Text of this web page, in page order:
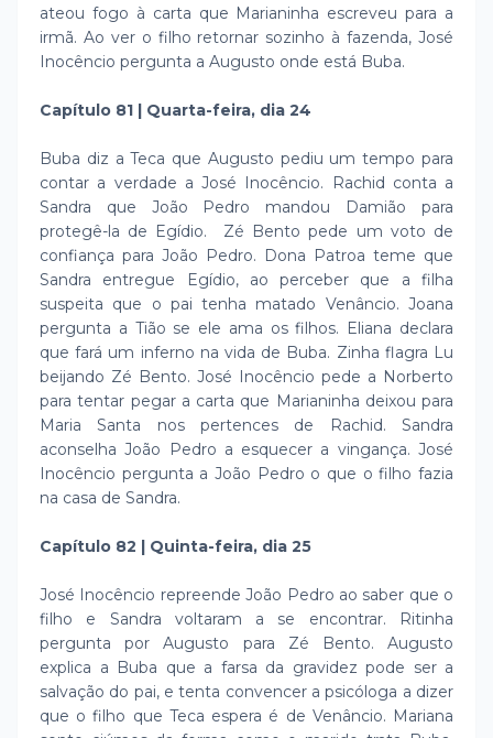
ateou fogo à carta que Marianinha escreveu para a
irmã. Ao ver o filho retornar sozinho à fazenda, José
Inocêncio pergunta a Augusto onde está Buba.
Capítulo 81 | Quarta-feira, dia 24
Buba diz a Teca que Augusto pediu um tempo para
contar a verdade a José Inocêncio. Rachid conta a
Sandra que João Pedro mandou Damião para
protegê-la de Egídio. Zé Bento pede um voto de
confiança para João Pedro. Dona Patroa teme que
Sandra entregue Egídio, ao perceber que a filha
suspeita que o pai tenha matado Venâncio. Joana
pergunta a Tião se ele ama os filhos. Eliana declara
que fará um inferno na vida de Buba. Zinha flagra Lu
beijando Zé Bento. José Inocêncio pede a Norberto
para tentar pegar a carta que Marianinha deixou para
Maria Santa nos pertences de Rachid. Sandra
aconselha João Pedro a esquecer a vingança. José
Inocêncio pergunta a João Pedro o que o filho fazia
na casa de Sandra.
Capítulo 82 | Quinta-feira, dia 25
José Inocêncio repreende João Pedro ao saber que o
filho e Sandra voltaram a se encontrar. Ritinha
pergunta por Augusto para Zé Bento. Augusto
explica a Buba que a farsa da gravidez pode ser a
salvação do pai, e tenta convencer a psicóloga a dizer
que o filho que Teca espera é de Venâncio. Mariana